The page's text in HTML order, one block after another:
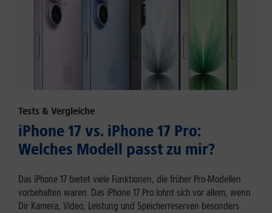
Tests & Vergleiche
iPhone 17 vs. iPhone 17 Pro:
Welches Modell passt zu mir?
Das iPhone 17 bietet viele Funktionen, die früher Pro-Modellen
vorbehalten waren. Das iPhone 17 Pro lohnt sich vor allem, wenn
Dir Kamera, Video, Leistung und Speicherreserven besonders